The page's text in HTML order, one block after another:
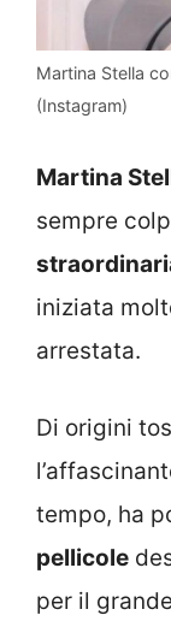
Martina Stella
(Instagram)
Martina
sempre
iniziata
arrestata.
Di origini
tempo, ha
pellicole
per il